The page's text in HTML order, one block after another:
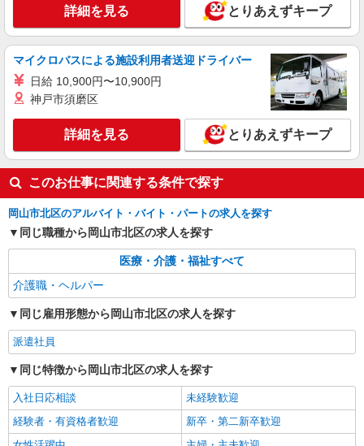
介護スタッフ ◆デイサービス、サービス付き
高齢者向け住宅、グループホームなど様々な勤
務先から選べます。
未経験：時給1250〜1450円（資格・経験によ
る） 経験者：時給1450〜1650円（資格・経験によ
る） ◎月収例 時給1650円×1日8時間×22日（週5
い/週払い/月払い対応も可能です。詳しくは面談時
にご相談ください。 ◆交通費：別途全額支給 ※当
社規定あり
岡山県岡山市北区 【最寄駅】 ◆各線「岡山
駅」 ◆各線「岡山駅前駅」 ◆各線「西川緑道公園
駅」 ★その他、近隣に多数勤務地あります！
キープ 詳細を見る
詳細を見る とりあえずキープ
マイクロバスによる施設利用者送迎ドライバー
日給 10,900円〜10,900円
神戸市須磨区
詳細を見る とりあえずキープ
このお仕事に関連する条件で探す
岡山市北区のアルバイト・バイト・パートの求人を探す
同じ職種から岡山市北区の求人を探す
医療・介護・福祉すべて
介護職・ヘルパー
同じ雇用形態から岡山市北区の求人を探す
派遣社員
同じ特徴から岡山市北区の求人を探す
入社日応相談
未経験歓迎
経験者・有資格者歓迎
新卒・第二新卒歓迎